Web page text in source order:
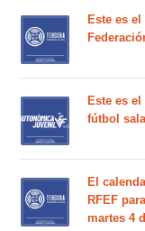
Este es
Este es
fútbol
El
RFEF
martes 4